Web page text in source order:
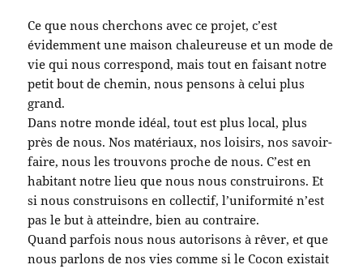
Ce que nous cherchons avec ce projet, c’est
évidemment une maison chaleureuse et un mode de
vie qui nous correspond, mais tout en faisant notre
petit bout de chemin, nous pensons à celui plus
grand.
Dans notre monde idéal, tout est plus local, plus
près de nous. Nos matériaux, nos loisirs, nos savoir-
faire, nous les trouvons proche de nous. C’est en
habitant notre lieu que nous nous construirons. Et
si nous construisons en collectif, l’uniformité n’est
pas le but à atteindre, bien au contraire.
Quand parfois nous nous autorisons à rêver, et que
nous parlons de nos vies comme si le Cocon existait